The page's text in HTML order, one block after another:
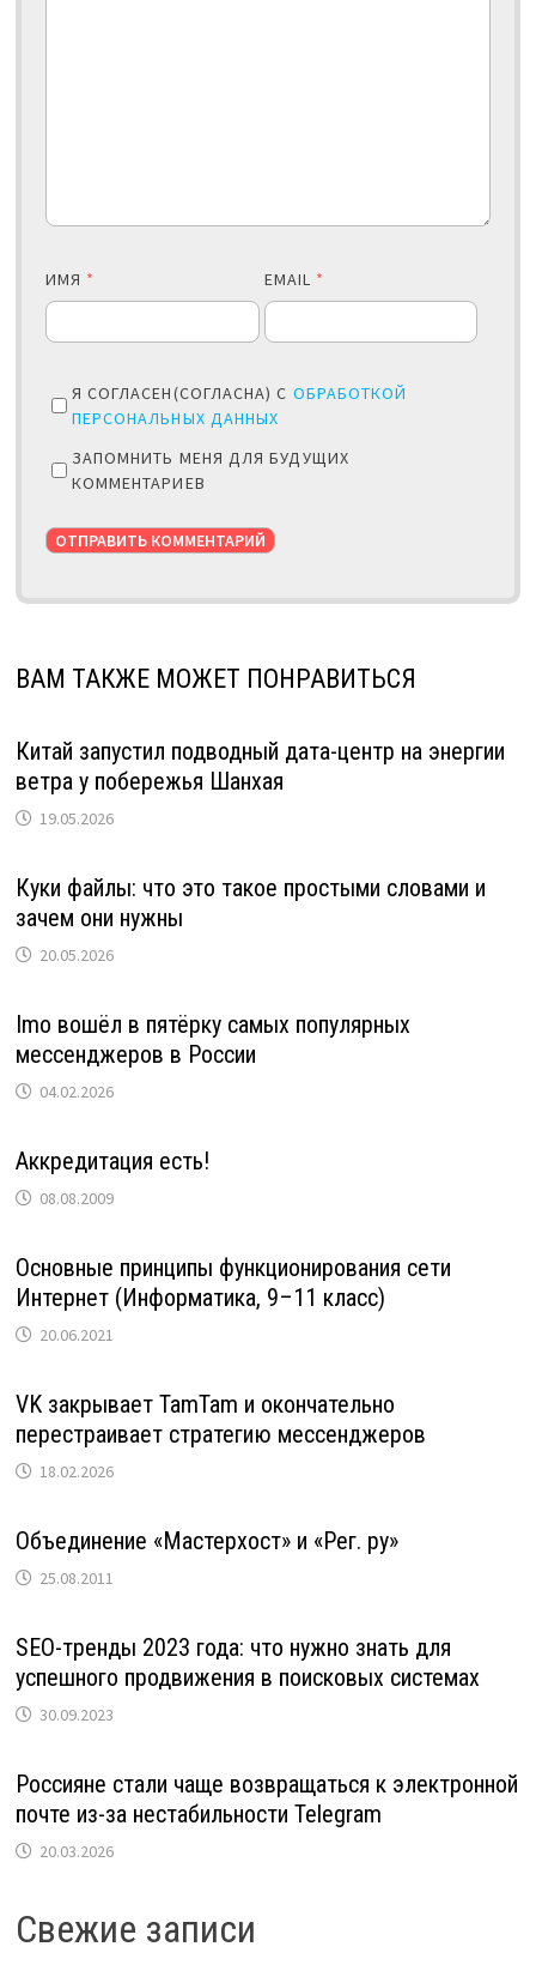
ИМЯ * EMAIL *
Я СОГЛАСЕН(СОГЛАСНА) С ОБРАБОТКОЙ
ПЕРСОНАЛЬНЫХ ДАННЫХ
ЗАПОМНИТЬ МЕНЯ ДЛЯ БУДУЩИХ
КОММЕНТАРИЕВ
ВАМ ТАКЖЕ МОЖЕТ ПОНРАВИТЬСЯ
Китай запустил подводный дата-центр на энергии
ветра у побережья Шанхая
19.05.2026
Куки файлы: что это такое простыми словами и
зачем они нужны
20.05.2026
Imo вошёл в пятёрку самых популярных
мессенджеров в России
04.02.2026
Аккредитация есть!
08.08.2009
Основные принципы функционирования сети
Интернет (Информатика, 9–11 класс)
20.06.2021
VK закрывает TamTam и окончательно
перестраивает стратегию мессенджеров
18.02.2026
Объединение «Мастерхост» и «Рег. ру»
25.08.2011
SEO-тренды 2023 года: что нужно знать для
успешного продвижения в поисковых системах
30.09.2023
Россияне стали чаще возвращаться к электронной
почте из-за нестабильности Telegram
20.03.2026
Свежие записи